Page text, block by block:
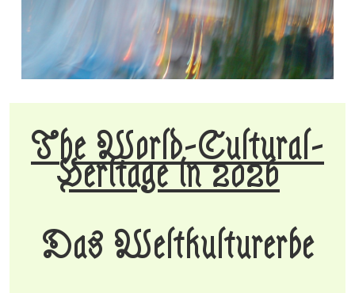
The World-Cultural-
Heritage in 2026
Das Weltkulturerbe